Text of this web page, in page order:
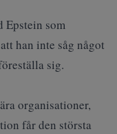
Epstein som
han inte såg något
sig.
organisationer,
får den största